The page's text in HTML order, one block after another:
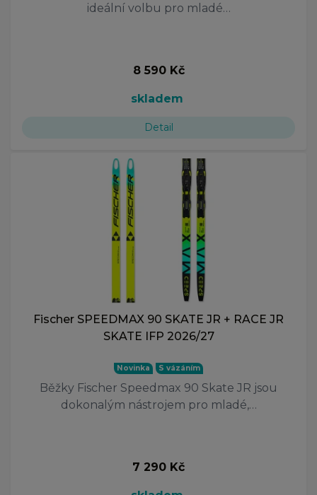
ideální volbu pro mladé…
8 590 Kč
skladem
Detail
Fischer SPEEDMAX 90 SKATE JR + RACE JR
SKATE IFP 2026/27
Novinka S vázáním
Běžky Fischer Speedmax 90 Skate JR jsou
dokonalým nástrojem pro mladé,…
7 290 Kč